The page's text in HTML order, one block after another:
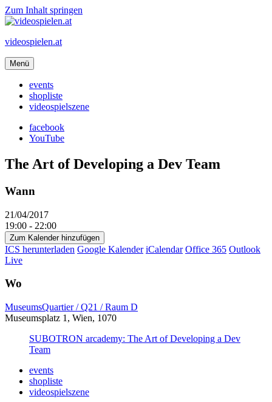
Zum Inhalt springen
videospielen.at
Menü
events
shopliste
videospielszene
facebook
YouTube
The Art of Developing a Dev Team
Wann
21/04/2017
19:00 - 22:00
Zum Kalender hinzufügen
ICS herunterladen Google Kalender iCalendar Office 365 Outlook
Live
Wo
MuseumsQuartier / Q21 / Raum D
Museumsplatz 1, Wien, 1070
SUBOTRON arcademy: The Art of Developing a Dev
Team
events
shopliste
videospielszene